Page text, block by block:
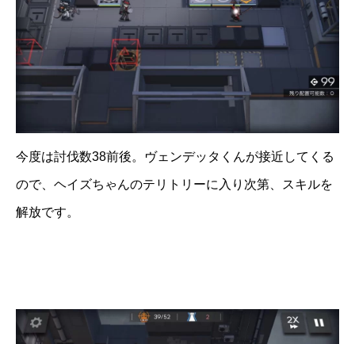
今度は討伐数38前後。ヴェンデッタくんが接近してくる
ので、ヘイズちゃんのテリトリーに入り次第、スキルを
解放です。